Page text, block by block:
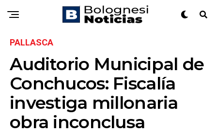
PALLASCA
Auditorio Municipal de
Conchucos: Fiscalía
investiga millonaria
obra inconclusa